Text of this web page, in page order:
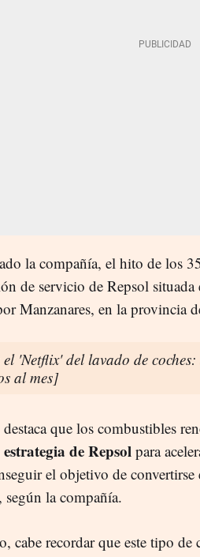
la compañía, el hito de los
de servicio de Repsol
Manzanares, en la provincia
'Netflix' del lavado de
al mes]
que los combustibles
de Repsol para
el objetivo de
la compañía.
cabe recordar que este tipo